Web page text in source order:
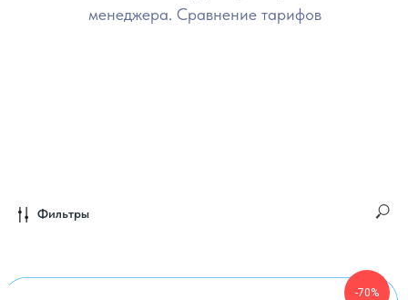
менеджера. Сравнение тарифов
Фильтры
-70%